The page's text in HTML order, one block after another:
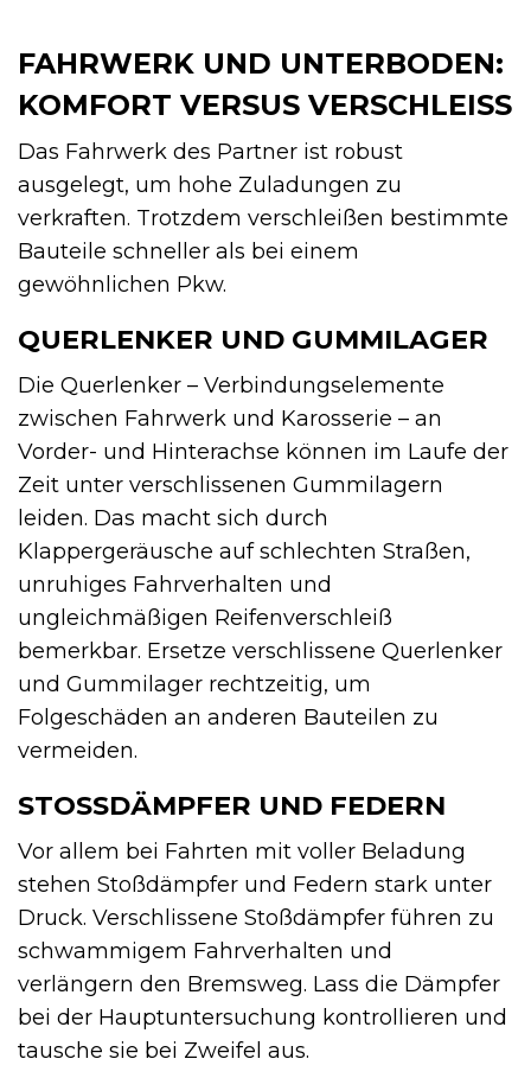
FAHRWERK UND UNTERBODEN:
KOMFORT VERSUS VERSCHLEISS
Das Fahrwerk des Partner ist robust
ausgelegt, um hohe Zuladungen zu
verkraften. Trotzdem verschleißen bestimmte
Bauteile schneller als bei einem
gewöhnlichen Pkw.
QUERLENKER UND GUMMILAGER
Die Querlenker – Verbindungselemente
zwischen Fahrwerk und Karosserie – an
Vorder- und Hinterachse können im Laufe der
Zeit unter verschlissenen Gummilagern
leiden. Das macht sich durch
Klappergeräusche auf schlechten Straßen,
unruhiges Fahrverhalten und
ungleichmäßigen Reifenverschleiß
bemerkbar. Ersetze verschlissene Querlenker
und Gummilager rechtzeitig, um
Folgeschäden an anderen Bauteilen zu
vermeiden.
STOSSDÄMPFER UND FEDERN
Vor allem bei Fahrten mit voller Beladung
stehen Stoßdämpfer und Federn stark unter
Druck. Verschlissene Stoßdämpfer führen zu
schwammigem Fahrverhalten und
verlängern den Bremsweg. Lass die Dämpfer
bei der Hauptuntersuchung kontrollieren und
tausche sie bei Zweifel aus.